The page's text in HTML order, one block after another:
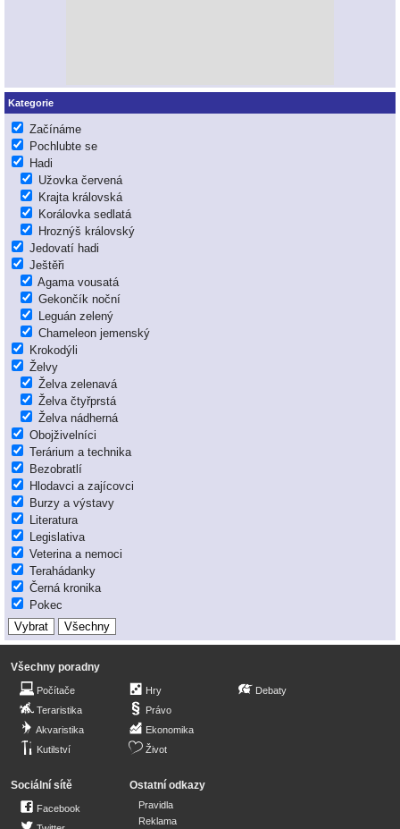
Kategorie
Začínáme
Pochlubte se
Hadi
Užovka červená
Krajta královská
Korálovka sedlatá
Hroznýš královský
Jedovatí hadi
Ještěři
Agama vousatá
Gekončík noční
Leguán zelený
Chameleon jemenský
Krokodýli
Želvy
Želva zelenavá
Želva čtyřprstá
Želva nádherná
Obojživelníci
Terárium a technika
Bezobratlí
Hlodavci a zajícovci
Burzy a výstavy
Literatura
Legislativa
Veterina a nemoci
Terahádanky
Černá kronika
Pokec
Všechny poradny
Počítače
Teraristika
Akvaristika
Kutilství
Hry
Právo
Ekonomika
Život
Debaty
Sociální sítě
Facebook
Ostatní odkazy
Pravidla
Reklama